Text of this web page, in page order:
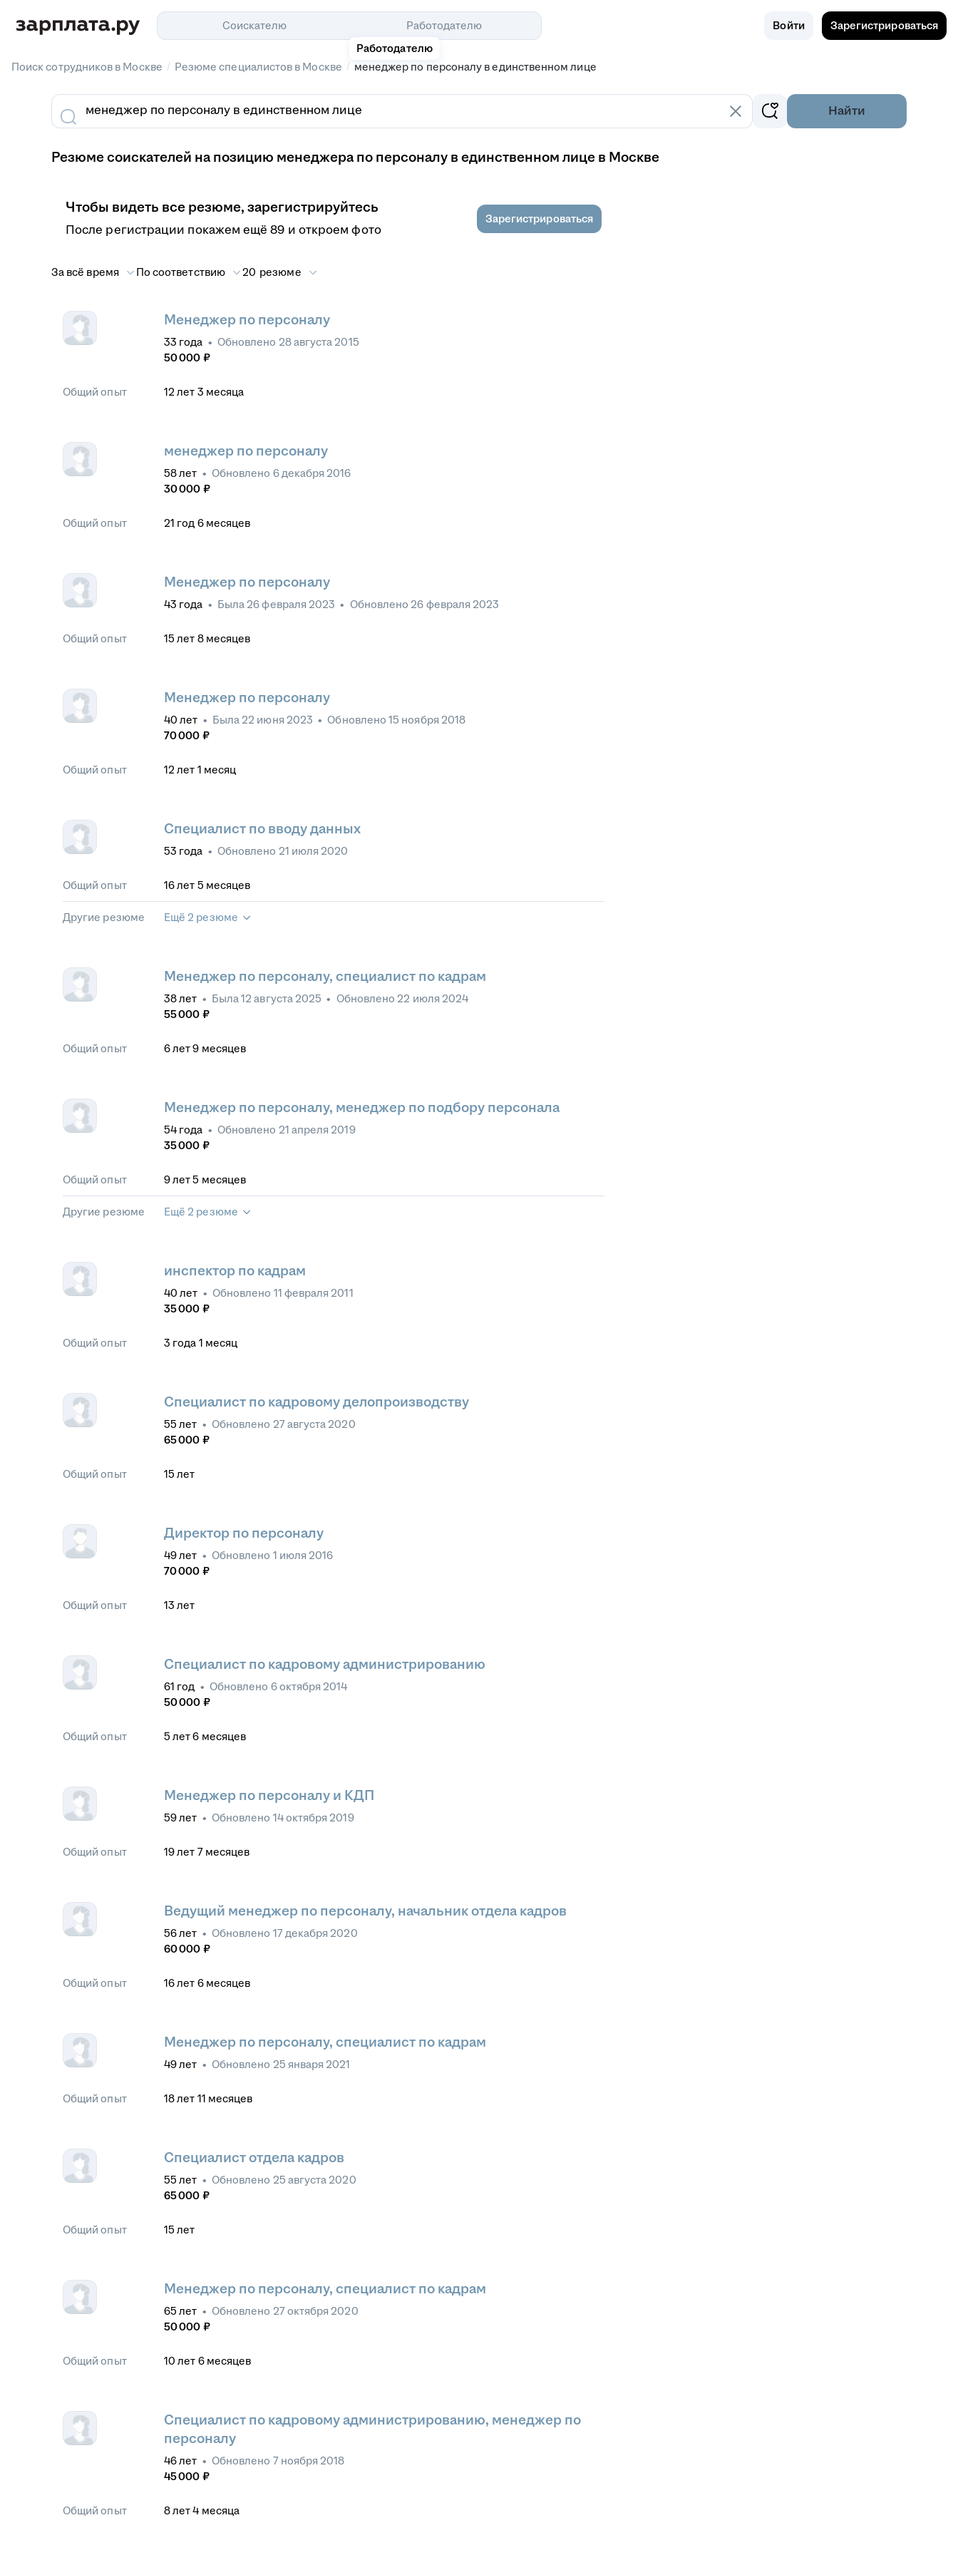
Соискателю
Работодателю
Работодателю
Войти Зарегистрироваться
Поиск сотрудников в Москве / Резюме специалистов в Москве / менеджер по персоналу в единственном лице
Найти
Резюме соискателей на позицию менеджера по персоналу в единственном лице в Москве
Чтобы видеть все резюме, зарегистрируйтесь
После регистрации покажем ещё 89 и откроем фото
Зарегистрироваться
За всё время По соответствию 20 резюме
Менеджер по персоналу
33 года • Обновлено 28 августа 2015
50 000 ₽
Общий опыт 12 лет 3 месяца
менеджер по персоналу
58лет • Обновлено 6 декабря 2016
30 000 ₽
Общий опыт 21 год 6 месяцев
Менеджер по персоналу
43 года • Была 26 февраля 2023 • Обновлено 26 февраля 2023
Общий опыт 15 лет 8 месяцев
Менеджер по персоналу
40 лет • Была 22 июня 2023 • Обновлено15 ноября 2018
70 000 ₽
Общий опыт 12 лет 1 месяц
Специалист по вводу данных
53 года • Обновлено 21 июля 2020
Общий опыт 16лет 5 месяцев
Другие резюме Ещё 2 резюме
Менеджер по персоналу, специалист по кадрам
38лет • Была12 августа 2025 • Обновлено 22 июля 2024
55 000 ₽
Общий опыт 6лет 9 месяцев
Менеджер по персоналу, менеджер по подбору персонала
54 года • Обновлено 21 апреля 2019
35 000 ₽
Общий опыт 9лет 5 месяцев
Другие резюме Ещё 2 резюме
инспектор по кадрам
40 лет • Обновлено 11 февраля 2011
35 000 ₽
Общий опыт 3 года 1 месяц
Специалист по кадровому делопроизводству
55 лет • Обновлено 27 августа 2020
65 000 ₽
Общий опыт 15 лет
Директор по персоналу
49лет • Обновлено 1 июля 2016
70 000 ₽
Общий опыт 13 лет
Специалист по кадровому администрированию
61 год • Обновлено 6 октября 2014
50 000 ₽
Общий опыт 5 лет 6 месяцев
Менеджер по персоналу и КДП
59лет • Обновлено 14 октября 2019
Общий опыт 19лет 7 месяцев
Ведущий менеджер по персоналу, начальник отдела кадров
56лет • Обновлено 17 декабря 2020
60 000 ₽
Общий опыт 16лет 6 месяцев
Менеджер по персоналу, специалист по кадрам
49лет • Обновлено 25 января 2021
Общий опыт 18лет 11 месяцев
Специалист отдела кадров
55 лет • Обновлено 25 августа 2020
65 000 ₽
Общий опыт 15 лет
Менеджер по персоналу, специалист по кадрам
65 лет • Обновлено 27 октября 2020
50 000 ₽
Общий опыт 10 лет 6 месяцев
Специалист по кадровому администрированию, менеджер по
персоналу
46лет • Обновлено 7 ноября 2018
45 000 ₽
Общий опыт 8лет 4 месяца